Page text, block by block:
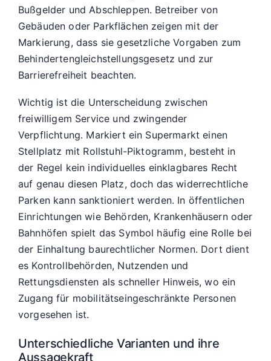
Bußgelder und Abschleppen. Betreiber von
Gebäuden oder Parkflächen zeigen mit der
Markierung, dass sie gesetzliche Vorgaben zum
Behindertengleichstellungsgesetz und zur
Barrierefreiheit beachten.
Wichtig ist die Unterscheidung zwischen
freiwilligem Service und zwingender
Verpflichtung. Markiert ein Supermarkt einen
Stellplatz mit Rollstuhl-Piktogramm, besteht in
der Regel kein individuelles einklagbares Recht
auf genau diesen Platz, doch das widerrechtliche
Parken kann sanktioniert werden. In öffentlichen
Einrichtungen wie Behörden, Krankenhäusern oder
Bahnhöfen spielt das Symbol häufig eine Rolle bei
der Einhaltung baurechtlicher Normen. Dort dient
es Kontrollbehörden, Nutzenden und
Rettungsdiensten als schneller Hinweis, wo ein
Zugang für mobilitätseingeschränkte Personen
vorgesehen ist.
Unterschiedliche Varianten und ihre
Aussagekraft